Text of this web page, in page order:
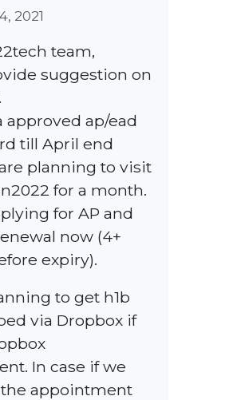
2021
team,
suggestion on
approved ap/ead
till April end
planning to visit
for a month.
for AP and
now (4+
expiry).
to get h1b
via Dropbox if
In case if we
the appointment